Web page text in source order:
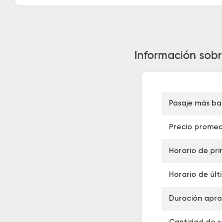
Información
Pasaje más
Precio
Horario de
Horario de
Duración